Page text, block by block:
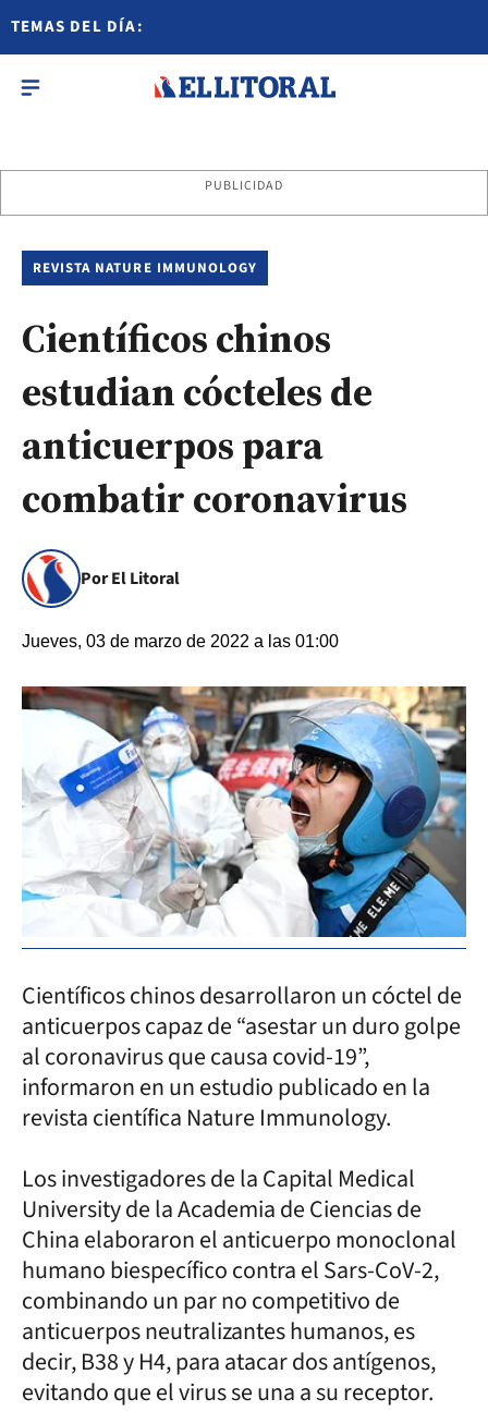
TEMAS DEL DÍA:
PUBLICIDAD
REVISTA NATURE IMMUNOLOGY
Científicos chinos
estudian cócteles de
anticuerpos para
combatir coronavirus
Por El Litoral
Jueves, 03 de marzo de 2022 a las 01:00
Científicos chinos desarrollaron un cóctel de
anticuerpos capaz de “asestar un duro golpe
al coronavirus que causa covid-19”,
informaron en un estudio publicado en la
revista científica Nature Immunology.
Los investigadores de la Capital Medical
University de la Academia de Ciencias de
China elaboraron el anticuerpo monoclonal
humano biespecífico contra el Sars-CoV-2,
combinando un par no competitivo de
anticuerpos neutralizantes humanos, es
decir, B38 y H4, para atacar dos antígenos,
evitando que el virus se una a su receptor.